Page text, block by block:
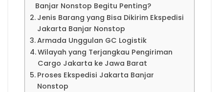
Banjar Nonstop Begitu Penting?
Jenis Barang yang Bisa Dikirim Ekspedisi
Jakarta Banjar Nonstop
Armada Unggulan GC Logistik
Wilayah yang Terjangkau Pengiriman
Cargo Jakarta ke Jawa Barat
Proses Ekspedisi Jakarta Banjar
Nonstop